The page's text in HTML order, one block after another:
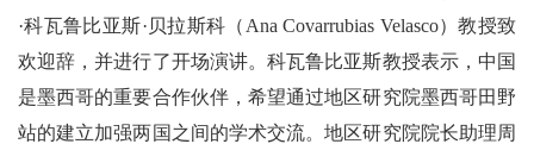
·科瓦鲁比亚斯·贝拉斯科（Ana Covarrubias Velasco）教授致
欢迎辞，并进行了开场演讲。科瓦鲁比亚斯教授表示，中国
是墨西哥的重要合作伙伴，希望通过地区研究院墨西哥田野
站的建立加强两国之间的学术交流。地区研究院院长助理周